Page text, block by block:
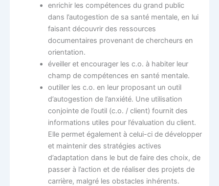
enrichir les compétences du grand public
dans l’autogestion de sa santé mentale, en lui
faisant découvrir des ressources
documentaires provenant de chercheurs en
orientation.
éveiller et encourager les c.o. à habiter leur
champ de compétences en santé mentale.
outiller les c.o. en leur proposant un outil
d’autogestion de l’anxiété. Une utilisation
conjointe de l’outil (c.o. / client) fournit des
informations utiles pour l’évaluation du client.
Elle permet également à celui-ci de développer
et maintenir des stratégies actives
d’adaptation dans le but de faire des choix, de
passer à l’action et de réaliser des projets de
carrière, malgré les obstacles inhérents.